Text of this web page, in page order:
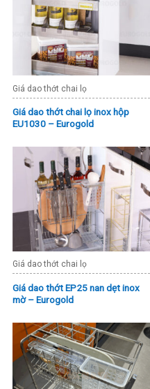
Giá dao thớt chai lọ
Giá dao thớt chai lọ inox hộp
EU1030 – Eurogold
Giá dao thớt chai lọ
Giá dao thớt EP25 nan dẹt inox
mờ – Eurogold